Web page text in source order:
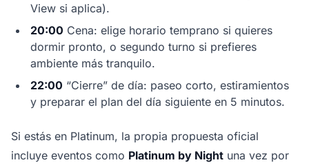
View si aplica).
20:00 Cena: elige horario temprano si quieres
dormir pronto, o segundo turno si prefieres
ambiente más tranquilo.
22:00 “Cierre” de día: paseo corto, estiramientos
y preparar el plan del día siguiente en 5 minutos.
Si estás en Platinum, la propia propuesta oficial
incluye eventos como Platinum by Night una vez por